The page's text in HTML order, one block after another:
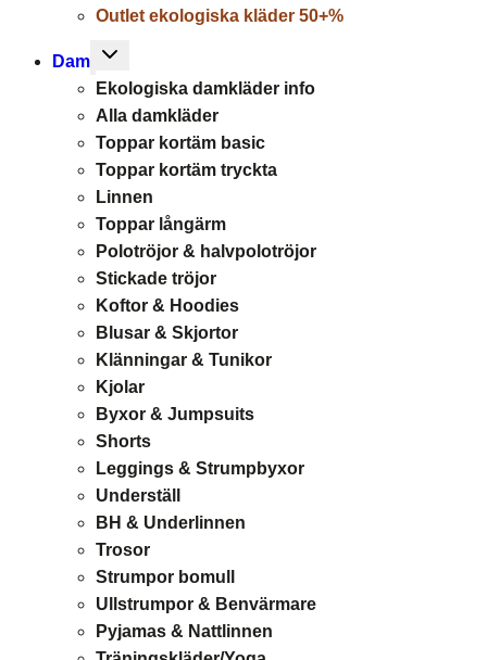
Outlet ekologiska kläder 50+%
Dam
Toggle
menu
Ekologiska damkläder info
Alla damkläder
Toppar kortäm basic
Toppar kortäm tryckta
Linnen
Toppar långärm
Polotröjor & halvpolotröjor
Stickade tröjor
Koftor & Hoodies
Blusar & Skjortor
Klänningar & Tunikor
Kjolar
Byxor & Jumpsuits
Shorts
Leggings & Strumpbyxor
Underställ
BH & Underlinnen
Trosor
Strumpor bomull
Ullstrumpor & Benvärmare
Pyjamas & Nattlinnen